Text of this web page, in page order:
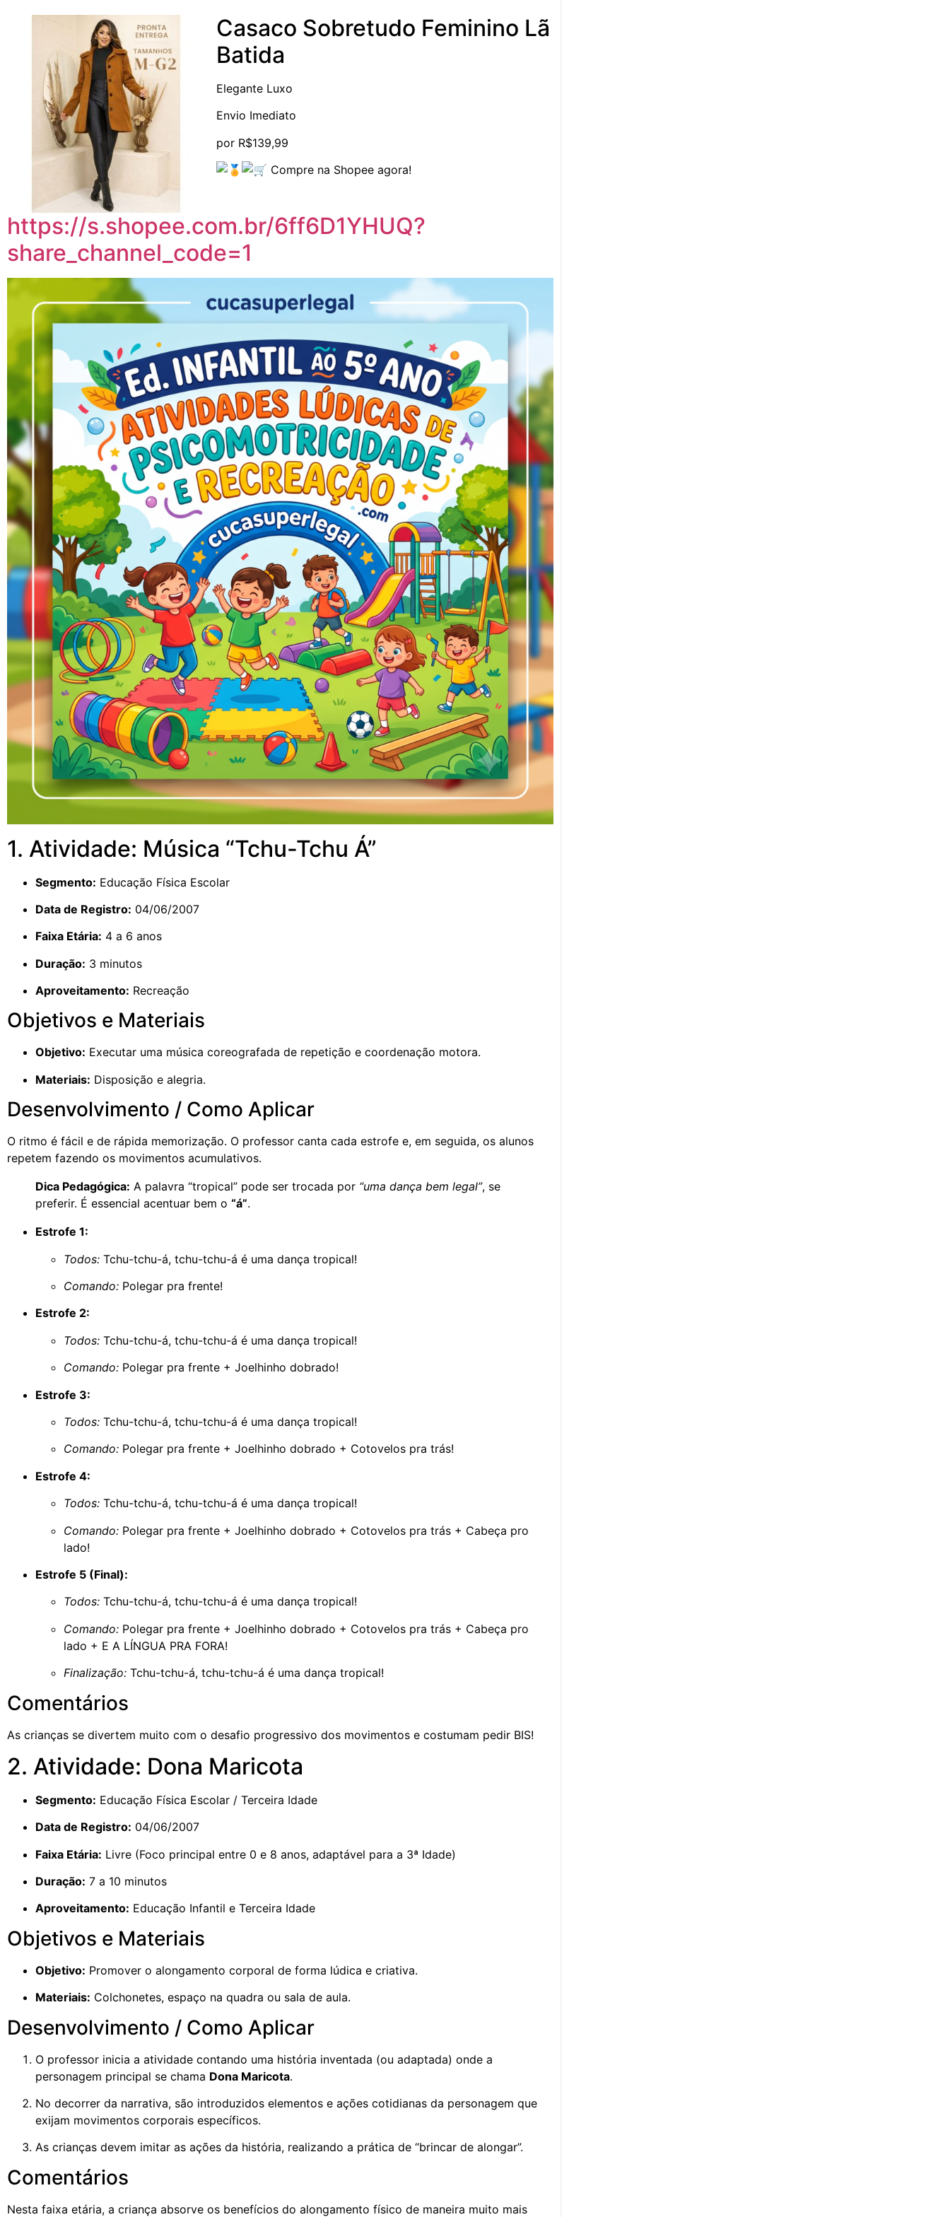
Casaco Sobretudo Feminino Lã
Batida
Elegante Luxo
Envio Imediato
por R$139,99
Compre na Shopee agora!
https://s.shopee.com.br/6ff6D1YHUQ?
share_channel_code=1
1. Atividade: Música “Tchu-Tchu Á”
Segmento: Educação Física Escolar
Data de Registro: 04/06/2007
Faixa Etária: 4 a 6 anos
Duração: 3 minutos
Aproveitamento: Recreação
Objetivos e Materiais
Objetivo: Executar uma música coreografada de repetição e coordenação motora.
Materiais: Disposição e alegria.
Desenvolvimento / Como Aplicar
O ritmo é fácil e de rápida memorização. O professor canta cada estrofe e, em seguida, os alunos
repetem fazendo os movimentos acumulativos.
Dica Pedagógica: A palavra “tropical” pode ser trocada por “uma dança bem legal”, se
preferir. É essencial acentuar bem o “á”.
Estrofe 1:
Todos: Tchu-tchu-á, tchu-tchu-á é uma dança tropical!
Comando: Polegar pra frente!
Estrofe 2:
Todos: Tchu-tchu-á, tchu-tchu-á é uma dança tropical!
Comando: Polegar pra frente + Joelhinho dobrado!
Estrofe 3:
Todos: Tchu-tchu-á, tchu-tchu-á é uma dança tropical!
Comando: Polegar pra frente + Joelhinho dobrado + Cotovelos pra trás!
Estrofe 4:
Todos: Tchu-tchu-á, tchu-tchu-á é uma dança tropical!
Comando: Polegar pra frente + Joelhinho dobrado + Cotovelos pra trás + Cabeça pro
lado!
Estrofe 5 (Final):
Todos: Tchu-tchu-á, tchu-tchu-á é uma dança tropical!
Comando: Polegar pra frente + Joelhinho dobrado + Cotovelos pra trás + Cabeça pro
lado + E A LÍNGUA PRA FORA!
Finalização: Tchu-tchu-á, tchu-tchu-á é uma dança tropical!
Comentários
As crianças se divertem muito com o desafio progressivo dos movimentos e costumam pedir BIS!
2. Atividade: Dona Maricota
Segmento: Educação Física Escolar / Terceira Idade
Data de Registro: 04/06/2007
Faixa Etária: Livre (Foco principal entre 0 e 8 anos, adaptável para a 3ª Idade)
Duração: 7 a 10 minutos
Aproveitamento: Educação Infantil e Terceira Idade
Objetivos e Materiais
Objetivo: Promover o alongamento corporal de forma lúdica e criativa.
Materiais: Colchonetes, espaço na quadra ou sala de aula.
Desenvolvimento / Como Aplicar
O professor inicia a atividade contando uma história inventada (ou adaptada) onde a
personagem principal se chama Dona Maricota.
No decorrer da narrativa, são introduzidos elementos e ações cotidianas da personagem que
exijam movimentos corporais específicos.
As crianças devem imitar as ações da história, realizando a prática de “brincar de alongar”.
Comentários
Nesta faixa etária, a criança absorve os benefícios do alongamento físico de maneira muito mais